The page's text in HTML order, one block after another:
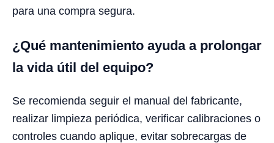
para una compra segura.
¿Qué mantenimiento ayuda a prolongar
la vida útil del equipo?
Se recomienda seguir el manual del fabricante,
realizar limpieza periódica, verificar calibraciones o
controles cuando aplique, evitar sobrecargas de